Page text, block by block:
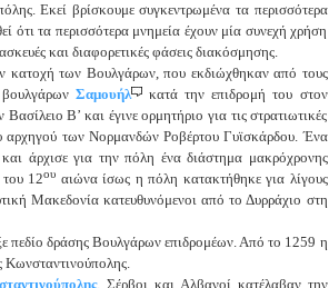
Εκεί βρίσκουμε συγκεντρωμένα τα περισσότερα
ότι τα περισσότερα μνημεία έχουν μία συνεχή χρήση
και διαφορετικές φάσεις διακόσμησης.
κατοχή των Βουλγάρων, που εκδιώχθηκαν από τους
βουλγάρωνΣαμουήλ
κατά την επιδρομή του στον
Β’ και έγινε ορμητήριο για τις στρατιωτικές
αρχηγού των Νορμανδών Ροβέρτου Γυϊσκάρδου. Ένα
και άρχισε για την πόλη ένα διάστημα μακρόχρονης
του 12ου αιώνα ίσως η πόλη κατακτήθηκε για λίγους
Μακεδονία κατευθυνόμενοι από το Δυρράχιο στη
πεδίο δράσης Βουλγάρων επιδρομέων. Από το 1259 η
Κωνσταντινούπολης.
, Σέρβοι και Αλβανοί κατέλαβαν την